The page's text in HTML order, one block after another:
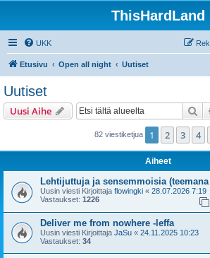
ThisHardLand
UKK
Etusivu Open all night Uutiset
Uutiset
Uusi Aihe
82 viestiketjua 1 2 3 4
Aiheet
Lehtijuttuja ja sensemmoisia
Uusin viesti Kirjoittaja flowingki « 28.07.2026 7:19
Vastaukset: 1226
Deliver me from nowhere -leffa
Uusin viesti Kirjoittaja JaSu « 24.11.2025 10:23
Vastaukset: 34